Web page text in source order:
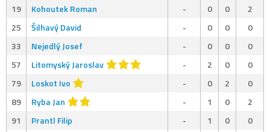
19
Kohoutek Roman - 0 0
2
25
Šilhavý David - 0 0
0
33
Nejedlý Josef - 0 0
0
57
Litomyský Jaroslav - 2 0
0
79
Loskot Ivo - 0 2
0
89
Ryba Jan - 1 0
2
91
Prantl Filip - 1 0
0